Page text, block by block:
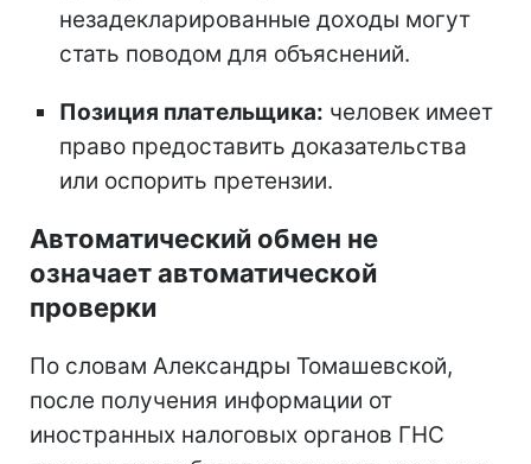
незадекларированные доходы могут
стать поводом для объяснений.
Позиция плательщика: человек имеет
право предоставить доказательства
или оспорить претензии.
Автоматический обмен не
означает автоматической
проверки
По словам Александры Томашевской,
после получения информации от
иностранных налоговых органов ГНС